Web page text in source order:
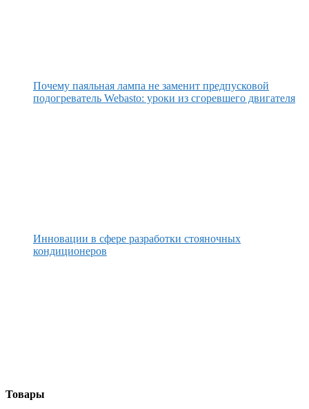
Почему паяльная лампа не заменит предпусковой
подогреватель Webasto: уроки из сгоревшего двигателя
Инновации в сфере разработки стояночных
кондиционеров
Товары